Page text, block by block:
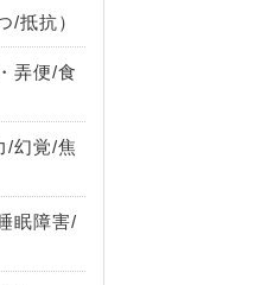
/抵抗）
弄便/食
/幻覚/焦
眠障害/